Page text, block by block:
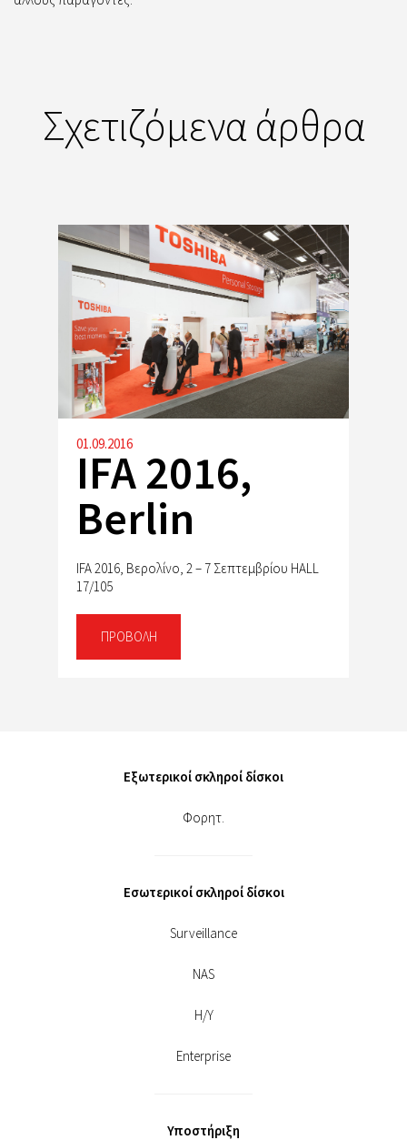
Σχετιζόμενα άρθρα
01.09.2016
IFA 2016,
Berlin
IFA 2016, Βερολίνο, 2 – 7 Σεπτεμβρίου HALL
17/105
ΠΡΟΒΟΛΉ
Εξωτερικοί σκληροί δίσκοι
Φορητ.
Εσωτερικοί σκληροί δίσκοι
Surveillance
NAS
Η/Υ
Enterprise
Υποστήριξη